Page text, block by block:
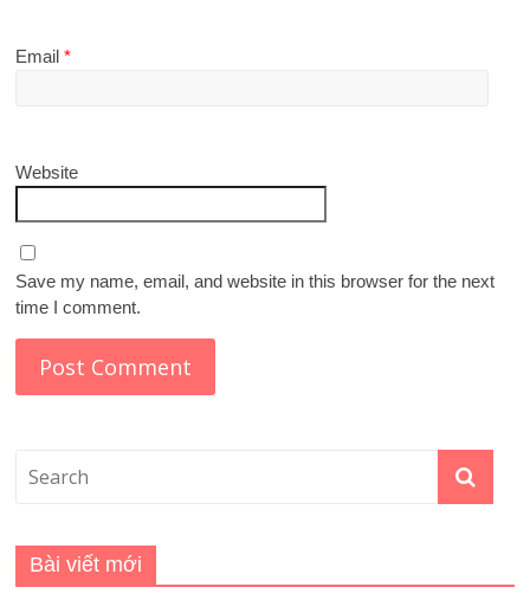
Email*
Website
Save my name, email, and website in this browser for the next
time I comment.
Bài viết mới